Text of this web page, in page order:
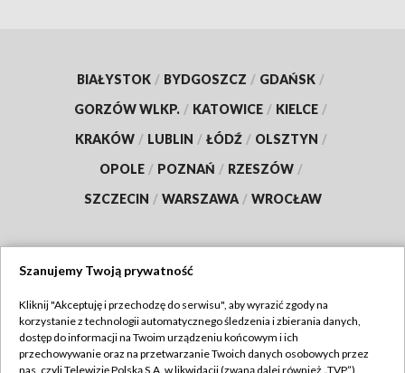
BIAŁYSTOK / BYDGOSZCZ / GDAŃSK /
GORZÓW WLKP. / KATOWICE / KIELCE /
KRAKÓW / LUBLIN / ŁÓDŹ / OLSZTYN /
OPOLE / POZNAŃ / RZESZÓW /
SZCZECIN / WARSZAWA / WROCŁAW
TVP
Abonament TVP
Regulamin TVP
Szanujemy Twoją prywatność
Kliknij "Akceptuję i przechodzę do serwisu", aby wyrazić zgody na
korzystanie z technologii automatycznego śledzenia i zbierania danych,
dostęp do informacji na Twoim urządzeniu końcowym i ich
przechowywanie oraz na przetwarzanie Twoich danych osobowych przez
nas, czyli Telewizję Polską S.A. w likwidacji (zwaną dalej również „TVP”),